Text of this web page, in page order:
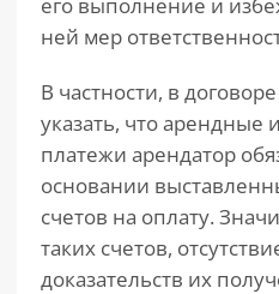
ней мер
В частности, в
указать, что арендные
платежи арендатор
основании
счетов на оплату.
таких счетов,
доказательств их